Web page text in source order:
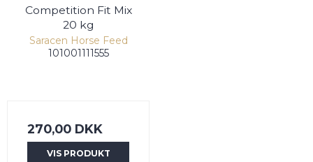
Competition Fit Mix
20 kg
Saracen Horse Feed
101001111555
270,00 DKK
VIS PRODUKT